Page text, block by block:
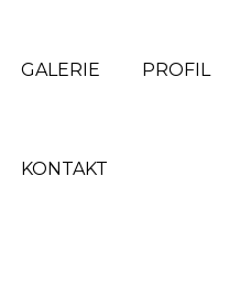
GALERIE PROFIL
KONTAKT